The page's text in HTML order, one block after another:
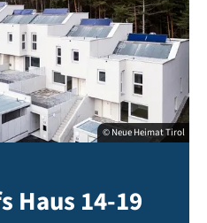
© Neue Heimat Tirol
Haus 14-19